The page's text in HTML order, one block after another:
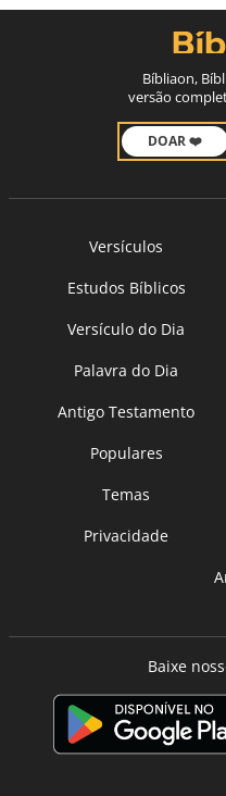
Bíbliaon,
versão
DOAR ❤️
Versículos
Estudos Bíblicos
Versículo do Dia
Palavra do Dia
Antigo Testamento
Populares
Temas
Privacidade
Baixe